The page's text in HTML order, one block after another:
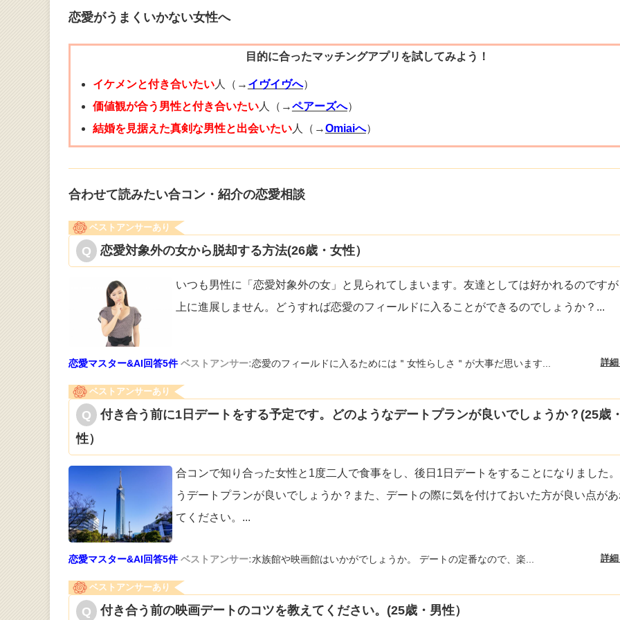
恋愛がうまくいかない女性へ
目的に合ったマッチングアプリを試してみよう！
イケメンと付き合いたい人（→ イヴイヴへ）
価値観が合う男性と付き合いたい人（→ペアーズへ）
結婚を見据えた真剣な男性と出会いたい人（→Omiaiへ）
合わせて読みたい合コン・紹介の恋愛相談
ベストアンサーあり
恋愛対象外の女から脱却する方法(26歳・女性）
いつも男性に「恋愛対象外の女」と見られてしまいます。友達としては好かれるのです
上に進展しま せん。どうすれば恋愛のフィールドに入ることができるのでしょうか？ ...
恋愛マスター&AI回答5件 ベストアンサー:恋愛のフィールドに入るためには＂女性らしさ＂が大事だ思います... 詳
ベストアンサーあり
付き合う前に1日デートをする予定です。どのようなデートプランが良いでしょうか？(25歳
性）
合コンで知り合った女性と1度二人で食事をし、後日1日デートをすることになりました
うデートプラ ンが良いでしょうか？また、デートの際に気を付けておいた方が良い点が
てください。 ...
恋愛マスター&AI回答5件 ベストアンサー:水族館や映画館はいかがでしょうか。 デートの定番なので、楽... 詳
ベストアンサーあり
付き合う前の映画デートのコツを教えてください。(25歳・男性）